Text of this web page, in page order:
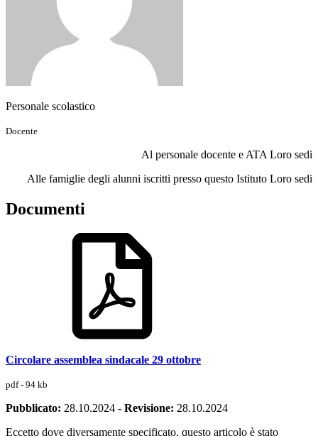
Personale scolastico
Docente
Al personale docente e ATA Loro sedi
Alle famiglie degli alunni iscritti presso questo Istituto Loro sedi
Documenti
Circolare assemblea sindacale 29 ottobre
pdf - 94 kb
Pubblicato: 28.10.2024 - Revisione: 28.10.2024
Eccetto dove diversamente specificato, questo articolo è stato